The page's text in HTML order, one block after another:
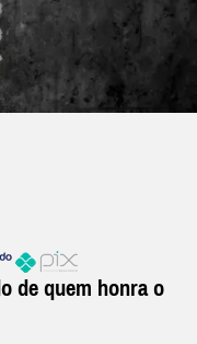
de quem honra o